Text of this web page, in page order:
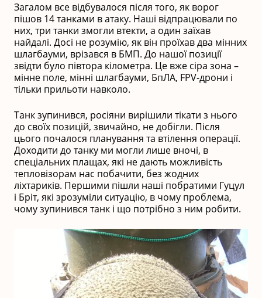
Загалом все відбувалося після того, як ворог
пішов 14 танками в атаку. Наші відпрацювали по
них, три танки змогли втекти, а один заїхав
найдалі. Досі не розумію, як він проїхав два мінних
шлагбауми, врізався в БМП. До нашої позиції
звідти було півтора кілометра. Це вже сіра зона –
мінне поле, мінні шлагбауми, БпЛА, FPV-дрони і
тільки прильоти навколо.
Танк зупинився, росіяни вирішили тікати з нього
до своїх позицій, звичайно, не добігли. Після
цього почалося планування та втілення операції.
Доходити до танку ми могли лише вночі, в
спеціальних плащах, які не дають можливість
тепловізорам нас побачити, без жодних
ліхтариків. Першими пішли наші побратими Гуцул
і Бріт, які зрозуміли ситуацію, в чому проблема,
чому зупинився танк і що потрібно з ним робити.